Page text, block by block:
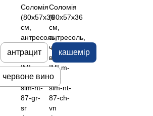
антрацит кашемір
червоне вино